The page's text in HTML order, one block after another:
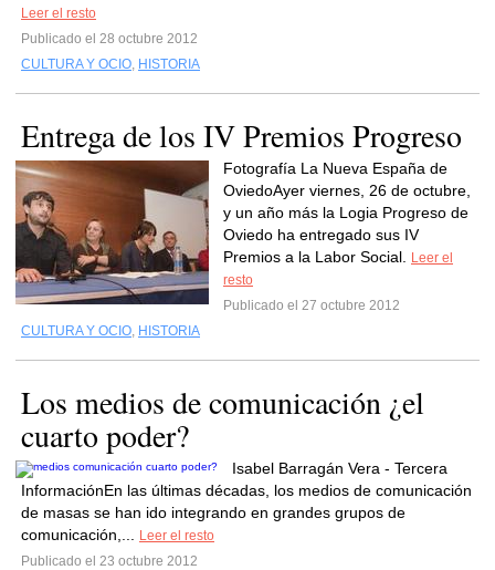
Leer el resto
Publicado el 28 octubre 2012
CULTURA Y OCIO, HISTORIA
Entrega de los IV Premios Progreso
Fotografía La Nueva España de
OviedoAyer viernes, 26 de octubre,
y un año más la Logia Progreso de
Oviedo ha entregado sus IV
Premios a la Labor Social.
Leer el
resto
Publicado el 27 octubre 2012
CULTURA Y OCIO, HISTORIA
Los medios de comunicación ¿el
cuarto poder?
Isabel Barragán Vera - Tercera
InformaciónEn las últimas décadas, los medios de comunicación
de masas se han ido integrando en grandes grupos de
comunicación,...
Leer el resto
Publicado el 23 octubre 2012